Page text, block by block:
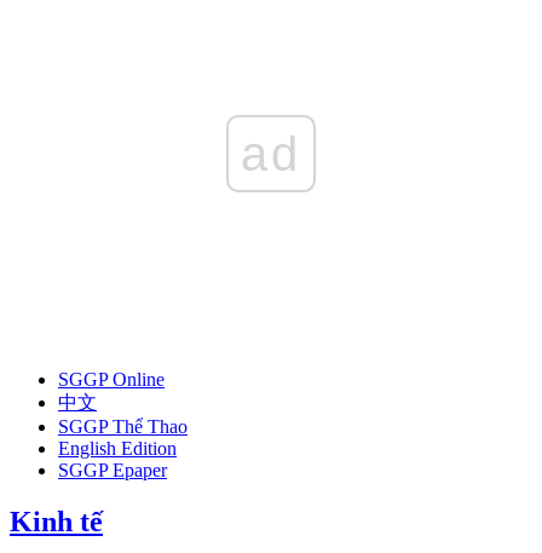
ad
SGGP Online
中文
SGGP Thể Thao
English Edition
SGGP Epaper
Kinh tế